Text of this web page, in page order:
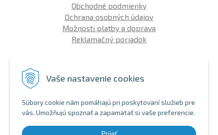
Vaše nastavenie cookies
Súbory cookie nám pomáhajú pri poskytovaní služieb pre
vás. Umožňujú spoznať a zapamätať si vaše preferencie.
Obchodné podmienky
Ochrana osobných údajov
Možnosti platby a doprava
Reklamačný poriadok
Aký bicykel kúpiť 26' | 27,5' | 29'
Nákup na splátky
Bezhotovostná platba